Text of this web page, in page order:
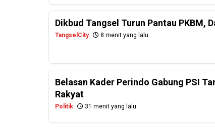
Dikbud Tangsel Turun Pantau PKBM,
TangselCity 8 menit yang lalu
Belasan Kader Perindo Gabung PSI
Rakyat
Politik 31 menit yang lalu